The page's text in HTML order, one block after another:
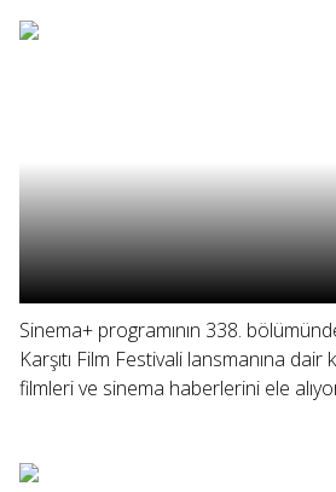
Sinema+ programının 338.
Karşıtı Film Festivali lansmanına
filmleri ve sinema haberlerini ele